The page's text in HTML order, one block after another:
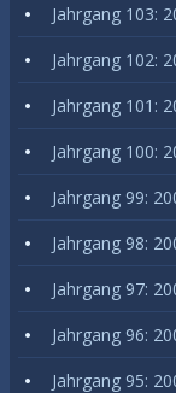
Jahrgang 103:
Jahrgang 102:
Jahrgang 101:
Jahrgang 100:
Jahrgang 99:
Jahrgang 98:
Jahrgang 97:
Jahrgang 96:
Jahrgang 95: